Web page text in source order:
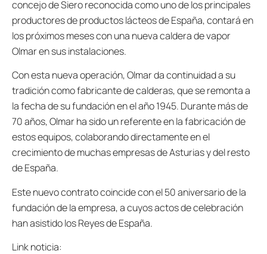
concejo de Siero reconocida como uno de los principales
productores de productos lácteos de España, contará en
los próximos meses con una nueva caldera de vapor
Olmar en sus instalaciones.
Con esta nueva operación, Olmar da continuidad a su
tradición como fabricante de calderas, que se remonta a
la fecha de su fundación en el año 1945. Durante más de
70 años, Olmar ha sido un referente en la fabricación de
estos equipos, colaborando directamente en el
crecimiento de muchas empresas de Asturias y del resto
de España.
Este nuevo contrato coincide con el 50 aniversario de la
fundación de la empresa, a cuyos actos de celebración
han asistido los Reyes de España.
Link noticia: